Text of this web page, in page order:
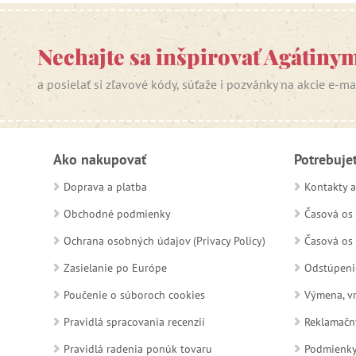
Nechajte sa inšpirovať
a posielať si zľavové kódy, súťaže i pozvánky na akcie e-
Ako nakupovať
Doprava a platba
Obchodné podmienky
Ochrana osobných údajov (Privacy Policy)
Zasielanie po Európe
Poučenie o súboroch cookies
Pravidlá spracovania recenzií
Pravidlá radenia ponúk tovaru
Kontakty
Časová
Časová
Výmena,